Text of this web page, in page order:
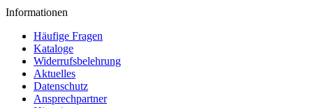
Informationen
Häufige Fragen
Kataloge
Widerrufsbelehrung
Aktuelles
Datenschutz
Ansprechpartner